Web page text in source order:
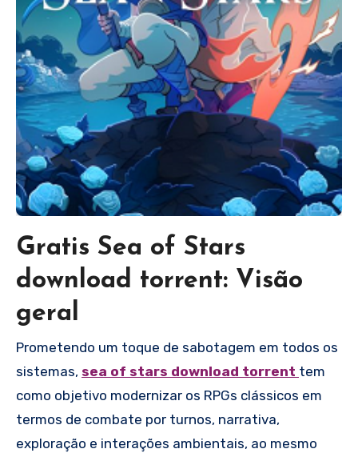
Gratis Sea of Stars
download torrent: Visão
geral
Prometendo um toque de sabotagem em todos os
sistemas, sea of stars download torrent tem
como objetivo modernizar os RPGs clássicos em
termos de combate por turnos, narrativa,
exploração e interações ambientais, ao mesmo